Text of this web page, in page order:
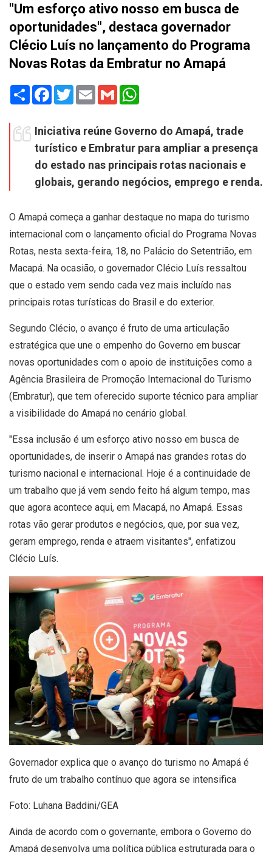
"Um esforço ativo nosso em busca de
oportunidades", destaca governador
Clécio Luís no lançamento do Programa
Novas Rotas da Embratur no Amapá
Share Facebook
TwitterEmail Gmail
Iniciativa reúne Governo do Amapá, trade
turístico e Embratur para ampliar a presença
do estado nas principais rotas nacionais e
globais, gerando negócios, emprego e renda.
O Amapá começa a ganhar destaque no mapa do turismo
internacional com o lançamento oficial do Programa Novas
Rotas, nesta sexta-feira, 18, no Palácio do Setentrião, em
Macapá. Na ocasião, o governador Clécio Luís ressaltou
que o estado vem sendo cada vez mais incluído nas
principais rotas turísticas do Brasil e do exterior.
Segundo Clécio, o avanço é fruto de uma articulação
estratégica que une o empenho do Governo em buscar
novas oportunidades com o apoio de instituições como a
Agência Brasileira de Promoção Internacional do Turismo
(Embratur), que tem oferecido suporte técnico para ampliar
a visibilidade do Amapá no cenário global.
"Essa inclusão é um esforço ativo nosso em busca de
oportunidades, de inserir o Amapá nas grandes rotas do
turismo nacional e internacional. Hoje é a continuidade de
um trabalho que já vem sendo feito há algum tempo, mas
que agora acontece aqui, em Macapá, no Amapá. Essas
rotas vão gerar produtos e negócios, que, por sua vez,
geram emprego, renda e atraem visitantes", enfatizou
Clécio Luís.
Governador explica que o avanço do turismo no Amapá é
fruto de um trabalho contínuo que agora se intensifica
Foto: Luhana Baddini/GEA
Ainda de acordo com o governante, embora o Governo do
Amapá desenvolva uma política pública estruturada para o